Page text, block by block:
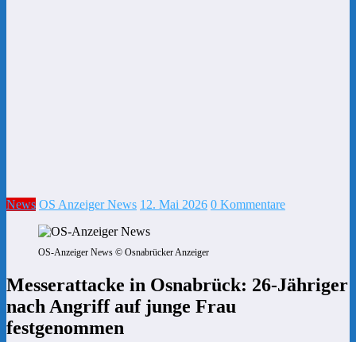
News OS Anzeiger News 12. Mai 2026 0 Kommentare
OS-Anzeiger News © Osnabrücker Anzeiger
Messerattacke in Osnabrück: 26-Jähriger
nach Angriff auf junge Frau
festgenommen